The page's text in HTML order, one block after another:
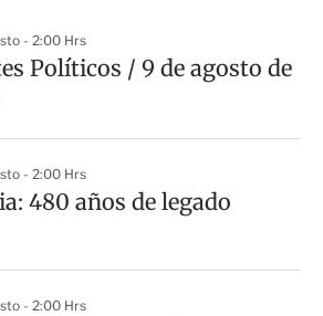
- 2:00 Hrs
Políticos / 9 de agosto de
- 2:00 Hrs
480 años de legado
- 2:00 Hrs